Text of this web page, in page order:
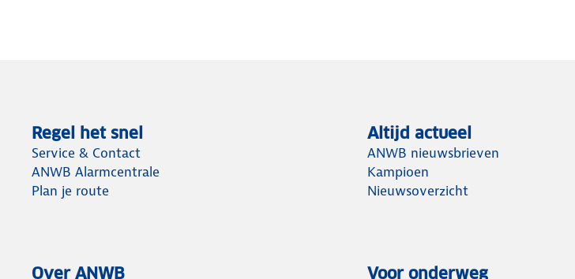
Regel het snel
Service & Contact
ANWB Alarmcentrale
Plan je route
Altijd actueel
ANWB nieuwsbrieven
Kampioen
Nieuwsoverzicht
Over ANWB Voor onderweg